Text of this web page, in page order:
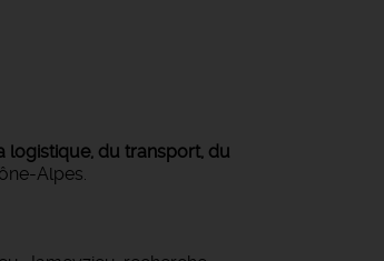
logistique, du transport, du
Alpes.